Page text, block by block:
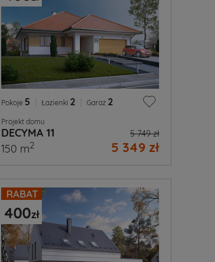
Pokoje 5 Łazienki 2 Garaż 2
Projekt domu
DECYMA 11 5 749 zł
5 349 zł
150 m2